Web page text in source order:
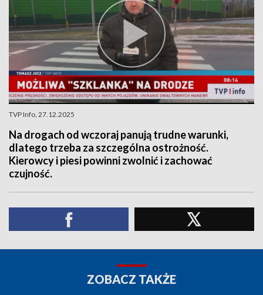
TVP Info, 27.12.2025
Na drogach od wczoraj panują trudne warunki,
dlatego trzeba za szczególna ostrożność.
Kierowcy i piesi powinni zwolnić i zachować
czujność.
ZOBACZ TAKŻE